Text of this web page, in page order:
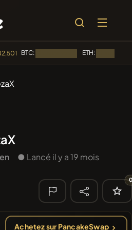
BTC: ETH:
ATH ATH
#625
🔎
● Lancé il y a 19 mois
Achetez sur PancakeSwap